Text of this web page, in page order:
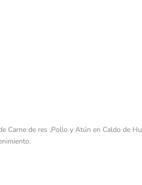
Carne de res ,Pollo y Atún en Caldo de